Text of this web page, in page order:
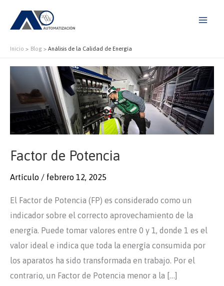
Inicio Blog Análisis de la Calidad de Energía
Factor de Potencia
Artículo / febrero 12, 2025
El Factor de Potencia (FP) es considerado como un
indicador sobre el correcto aprovechamiento de la
energía. Puede tomar valores entre 0 y 1, donde 1 es el
valor ideal e indica que toda la energía consumida por
los aparatos ha sido transformada en trabajo. Por el
contrario, un Factor de Potencia menor a la […]